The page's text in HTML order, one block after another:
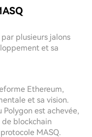
plusieurs jalons
et sa
Ethereum,
et sa vision.
Polygon est achevée,
blockchain
MASQ.